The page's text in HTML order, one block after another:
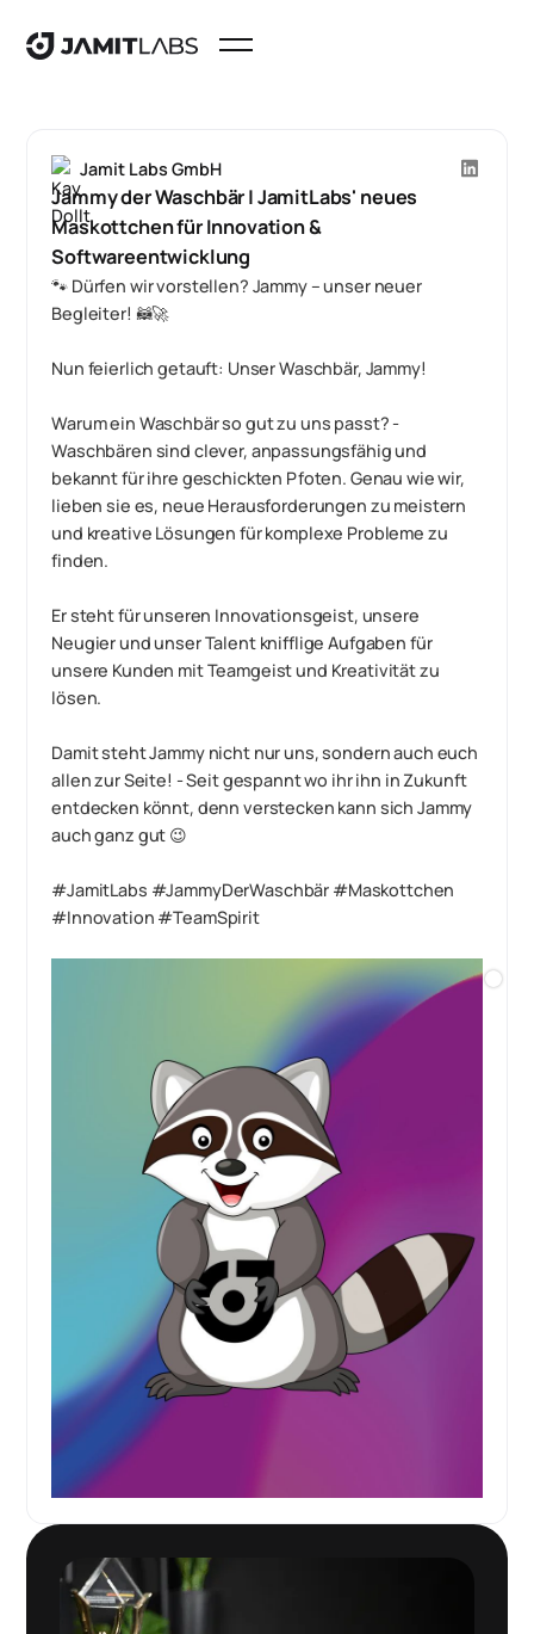
Jamit Labs GmbH
Jammy der Waschbär | JamitLabs' neues
Maskottchen für Innovation &
Softwareentwicklung
🐾 Dürfen wir vorstellen? Jammy – unser neuer
Begleiter! 🦝🚀
Nun feierlich getauft: Unser Waschbär, Jammy!
Warum ein Waschbär so gut zu uns passt? -
Waschbären sind clever, anpassungsfähig und
bekannt für ihre geschickten Pfoten. Genau wie wir,
lieben sie es, neue Herausforderungen zu meistern
und kreative Lösungen für komplexe Probleme zu
finden.
Er steht für unseren Innovationsgeist, unsere
Neugier und unser Talent knifflige Aufgaben für
unsere Kunden mit Teamgeist und Kreativität zu
lösen.
Damit steht Jammy nicht nur uns, sondern auch euch
allen zur Seite! - Seit gespannt wo ihr ihn in Zukunft
entdecken könnt, denn verstecken kann sich Jammy
auch ganz gut 😉
#JamitLabs #JammyDerWaschbär #Maskottchen
#Innovation #TeamSpirit